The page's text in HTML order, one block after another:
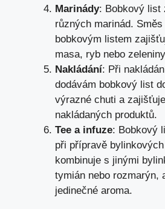
Marinády: Bobkový list
různých marinád.
bobkovým listem
masa, ryb nebo
Nakládání: Při
dodávám bobkový list
výrazné chuti a
nakládaných produktů.
Tee a infuze: Bobkový
při přípravě
kombinuje s jinými
tymián nebo rozmarýn,
jedinečné aroma.